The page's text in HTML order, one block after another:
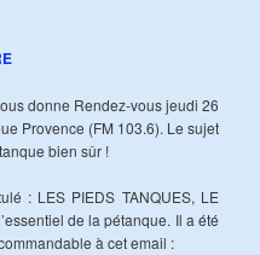
donne Rendez-vous jeudi 26
Provence (FM 103.6). Le sujet
bien sûr !
: LES PIEDS TANQUES, LE
de la pétanque. Il a été
à cet email :